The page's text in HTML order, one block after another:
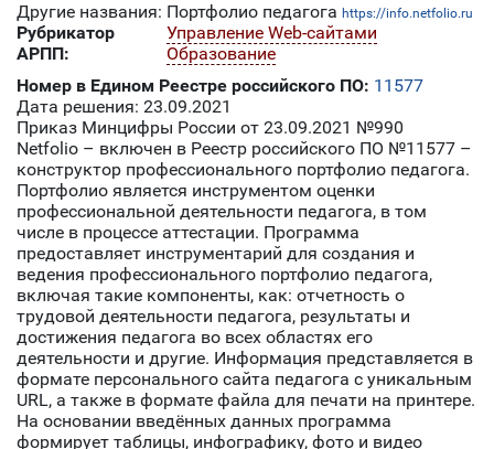
Другие названия: Портфолио педагога https://info.netfolio.ru
Рубрикатор
АРПП:
Управление Web-сайтами
Образование
Номер в Едином Реестре российского ПО: 11577
Дата решения: 23.09.2021
Приказ Минцифры России от 23.09.2021 №990
Netfolio – включен в Реестр российского ПО №11577 –
конструктор профессионального портфолио педагога.
Портфолио является инструментом оценки
профессиональной деятельности педагога, в том
числе в процессе аттестации. Программа
предоставляет инструментарий для создания и
ведения профессионального портфолио педагога,
включая такие компоненты, как: отчетность о
трудовой деятельности педагога, результаты и
достижения педагога во всех областях его
деятельности и другие. Информация представляется в
формате персонального сайта педагога с уникальным
URL, а также в формате файла для печати на принтере.
На основании введённых данных программа
формирует таблицы, инфографику, фото и видео